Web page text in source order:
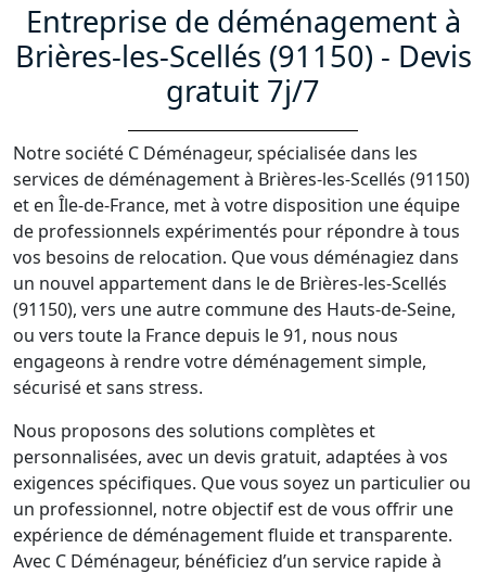
Entreprise de déménagement à
Brières-les-Scellés (91150) - Devis
gratuit 7j/7
Notre société C Déménageur, spécialisée dans les
services de déménagement à Brières-les-Scellés (91150)
et en Île-de-France, met à votre disposition une équipe
de professionnels expérimentés pour répondre à tous
vos besoins de relocation. Que vous déménagiez dans
un nouvel appartement dans le de Brières-les-Scellés
(91150), vers une autre commune des Hauts-de-Seine,
ou vers toute la France depuis le 91, nous nous
engageons à rendre votre déménagement simple,
sécurisé et sans stress.
Nous proposons des solutions complètes et
personnalisées, avec un devis gratuit, adaptées à vos
exigences spécifiques. Que vous soyez un particulier ou
un professionnel, notre objectif est de vous offrir une
expérience de déménagement fluide et transparente.
Avec C Déménageur, bénéficiez d’un service rapide à